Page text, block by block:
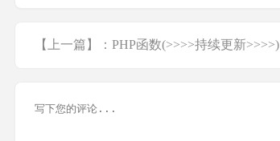
【上一篇】：PHP函数(>>>>持续更新>>>>)